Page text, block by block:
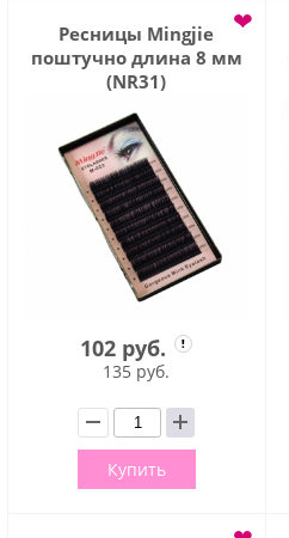
Ресницы Mingjie
поштучно длина 8 мм
(NR31)
❤
102 руб.
135 руб.
Купить